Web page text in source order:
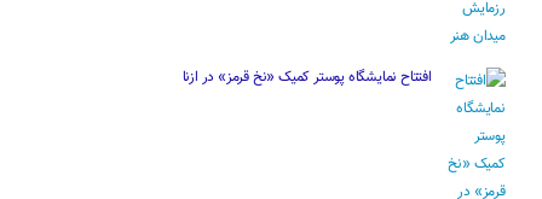
افتتاح نمایشگاه پوستر کمیک «نخ قرمز» در ازنا